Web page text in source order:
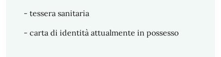
- tessera sanitaria
- carta di identità attualmente in possesso